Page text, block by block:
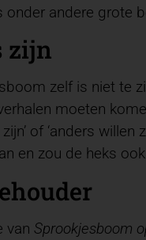
onder andere grote
zijn
zelf is niet te
moeten
zijn’ of ‘anders
en zou de heks
van Sprookjesboom